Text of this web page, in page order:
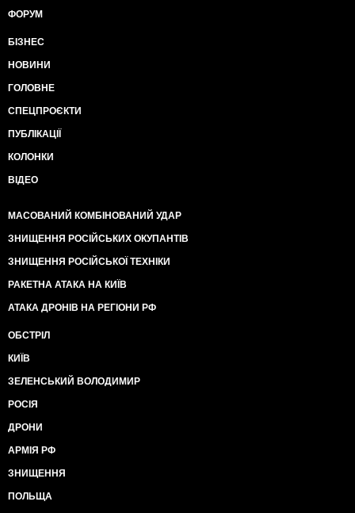
ФОРУМ
БІЗНЕС
НОВИНИ
ГОЛОВНЕ
СПЕЦПРОЄКТИ
ПУБЛІКАЦІЇ
КОЛОНКИ
ВІДЕО
МАСОВАНИЙ КОМБІНОВАНИЙ УДАР
ЗНИЩЕННЯ РОСІЙСЬКИХ ОКУПАНТІВ
ЗНИЩЕННЯ РОСІЙСЬКОЇ ТЕХНІКИ
РАКЕТНА АТАКА НА КИЇВ
АТАКА ДРОНІВ НА РЕГІОНИ РФ
ОБСТРІЛ
КИЇВ
ЗЕЛЕНСЬКИЙ ВОЛОДИМИР
РОСІЯ
ДРОНИ
АРМІЯ РФ
ЗНИЩЕННЯ
ПОЛЬЩА